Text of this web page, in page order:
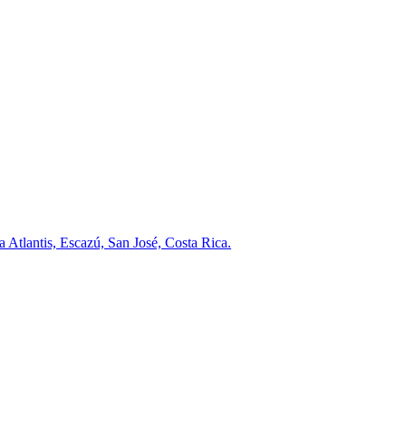
Atlantis, Escazú, San José, Costa Rica.